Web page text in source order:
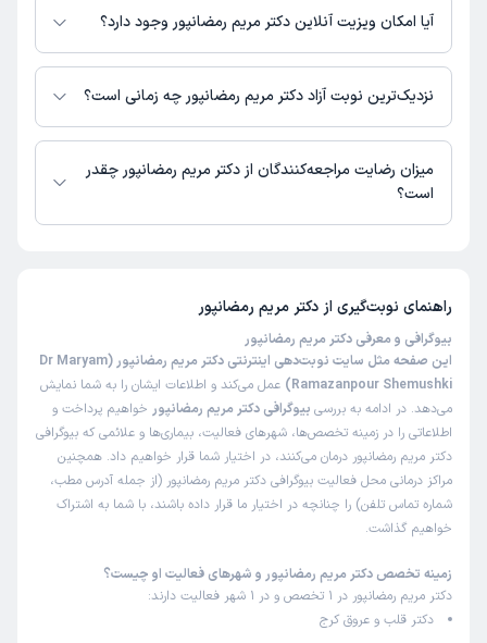
بیمارستان آرام کرج
آیا امکان ویزیت آنلاین دکتر مریم رمضانپور وجود دارد؟
در حال حاضر دکتر مریم رمضانپور مشاوره پزشکی تلفنی فعال دارند.
نزدیک‌ترین نوبت آزاد دکتر مریم رمضانپور چه زمانی است؟
دکتر مریم رمضانپور از روز یکشنبه 18 مرداد 1405 بیمار جدید می‌پذیرند.
میزان رضایت مراجعه‌کنندگان از دکتر مریم رمضانپور چقدر
است؟
راهنمای نوبت‌گیری از دکتر مریم رمضانپور
بیوگرافی و معرفی دکتر مریم رمضانپور
این صفحه مثل سایت نوبت‌دهی اینترنتی دکتر مریم رمضانپور (Dr Maryam
Ramazanpour Shemushki)
عمل می‌کند و اطلاعات ایشان را به شما نمایش
می‌دهد. در ادامه به بررسی بیوگرافی دکتر مریم رمضانپور خواهیم پرداخت و
اطلاعاتی را در زمینه تخصص‌ها، شهرهای فعالیت، بیماری‌ها و علائمی که بیوگرافی
دکتر مریم رمضانپور درمان می‌کنند، در اختیار شما قرار خواهیم داد. همچنین
مراکز درمانی محل فعالیت بیوگرافی دکتر مریم رمضانپور (از جمله آدرس مطب،
شماره تماس تلفن) را چنانچه در اختیار ما قرار داده باشند، با شما به اشتراک
خواهیم گذاشت.
زمینه تخصص دکتر مریم رمضانپور و شهرهای فعالیت او چیست؟
دکتر مریم رمضانپور در 1 تخصص و در 1 شهر فعالیت دارند:
دکتر قلب و عروق کرج